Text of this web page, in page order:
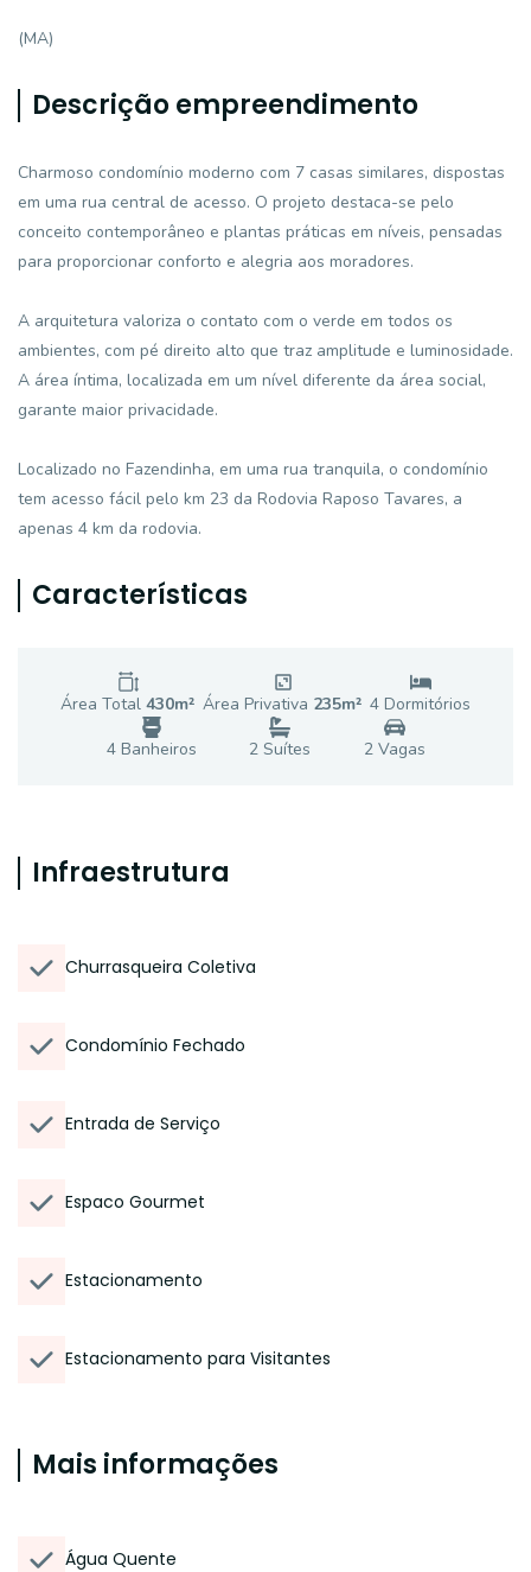
(MA)
Descrição empreendimento
Charmoso condomínio moderno com 7 casas similares, dispostas
em uma rua central de acesso. O projeto destaca-se pelo
conceito contemporâneo e plantas práticas em níveis, pensadas
para proporcionar conforto e alegria aos moradores.
A arquitetura valoriza o contato com o verde em todos os
ambientes, com pé direito alto que traz amplitude e luminosidade.
A área íntima, localizada em um nível diferente da área social,
garante maior privacidade.
Localizado no Fazendinha, em uma rua tranquila, o condomínio
tem acesso fácil pelo km 23 da Rodovia Raposo Tavares, a
apenas 4 km da rodovia.
Características
Área Total 430m² Área Privativa 235m² 4 Dormitórios
4Banheiros 2 Suítes 2Vagas
Infraestrutura
Churrasqueira Coletiva
Condomínio Fechado
Entrada de Serviço
Espaco Gourmet
Estacionamento
Estacionamento para Visitantes
Mais informações
Água Quente